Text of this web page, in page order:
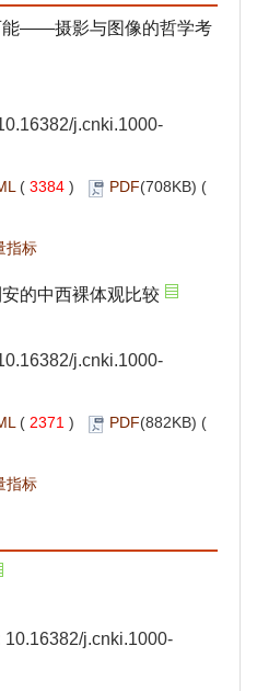
能——摄影与图像的哲学考
j.cnki.1000-
( 3384 ) PDF(708KB) (
指标
的中西裸体观比较
j.cnki.1000-
( 2371 ) PDF(882KB) (
指标
10.16382/j.cnki.1000-